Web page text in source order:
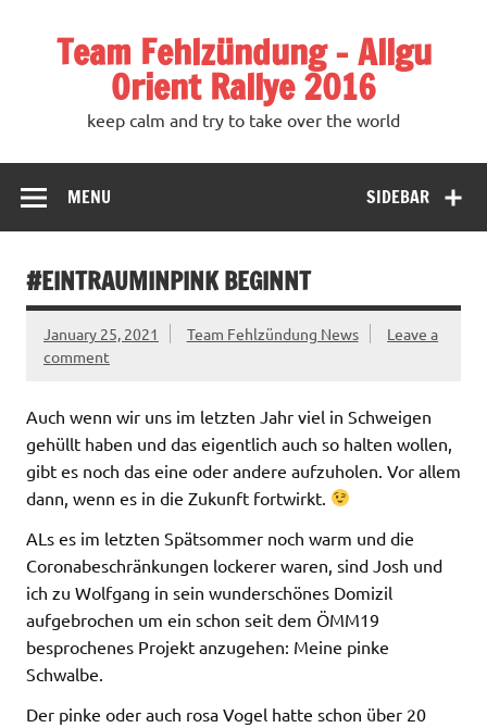
Team Fehlzündung – Allgu
Orient Rallye 2016
keep calm and try to take over the world
SIDEBAR
MENU
#EINTRAUMINPINK BEGINNT
January 25, 2021 Team Fehlzündung News
Leave a
comment
Auch wenn wir uns im letzten Jahr viel in Schweigen
gehüllt haben und das eigentlich auch so halten wollen,
gibt es noch das eine oder andere aufzuholen. Vor allem
dann, wenn es in die Zukunft fortwirkt.
ALs es im letzten Spätsommer noch warm und die
Coronabeschränkungen lockerer waren, sind Josh und
ich zu Wolfgang in sein wunderschönes Domizil
aufgebrochen um ein schon seit dem ÖMM19
besprochenes Projekt anzugehen: Meine pinke
Schwalbe.
Der pinke oder auch rosa Vogel hatte schon über 20